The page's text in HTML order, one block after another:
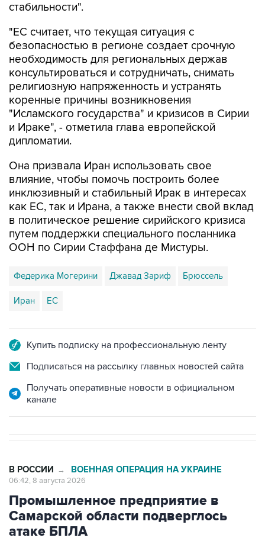
"ЕС считает, что текущая ситуация с
необходимость для региональных держав
консультироваться и сотрудничать, снимать
религиозную напряженность и устранять
коренные причины возникновения
"Исламского государства" и кризисов в Сирии
и Ираке", - отметила глава европейской
дипломатии.
Она призвала Иран использовать свое
инклюзивный и стабильный Ирак в интересах
как ЕС, так и Ирана, а также внести свой вклад
в политическое решение сирийского кризиса
путем поддержки специального посланника
ООН по Сирии Стаффана де Мистуры.
Федерика Могерини Джавад Зариф Брюссель
Иран ЕС
Подписаться на рассылку главных новостей сайта
Получать оперативные новости в официальном
Промышленное предприятие в
Самарской области подверглось
атаке БПЛА
Москва. 8 августа. INTERFAX.RU - Губернатор